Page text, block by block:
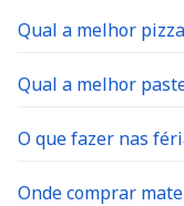
Qual a melhor
Qual a melhor
O que fazer nas
Onde comprar